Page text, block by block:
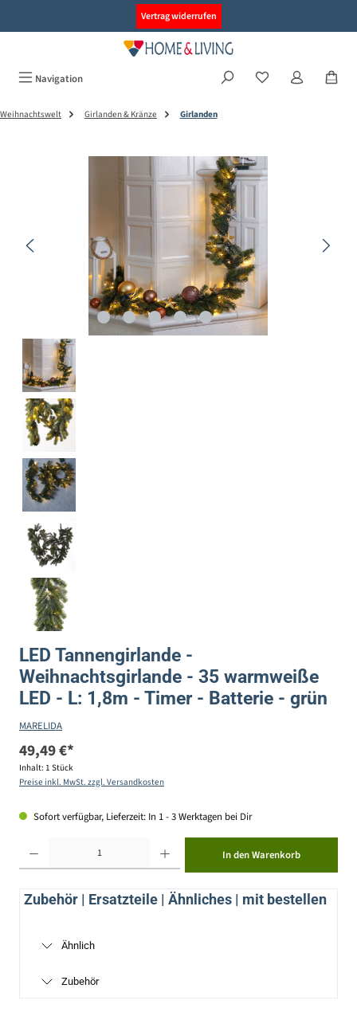
Vertrag widerrufen
Navigation
Weihnachtswelt Girlanden & Kränze Girlanden
LED Tannengirlande -
Weihnachtsgirlande - 35 warmweiße
LED - L: 1,8m - Timer - Batterie - grün
MARELIDA
49,49 €*
Inhalt: 1 Stück
Preise inkl. MwSt. zzgl. Versandkosten
Sofort verfügbar, Lieferzeit: In 1 - 3 Werktagen bei Dir
In den Warenkorb
Zubehör | Ersatzteile | Ähnliches | mit bestellen
Ähnlich
Zubehör